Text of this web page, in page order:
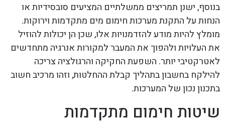
בנוסף, ישנן תמריצים ממשלתיים המציעים סובסידיות או
הנחות על התקנת מערכות חימום מים מתקדמות וירוקות.
מומלץ להיות מודע להזדמנויות אלו, שכן הן יכולות להוזיל
את העלויות ולהפוך את המעבר למקורות אנרגיה מתחדשים
לאטרקטיבי יותר. השפעת החקיקה והרגולציה צריכה
להילקח בחשבון בתהליך קבלת ההחלטות, וזהו מרכיב חשוב
בתכנון נכון של המערכות.
שיטות חימום מתקדמות